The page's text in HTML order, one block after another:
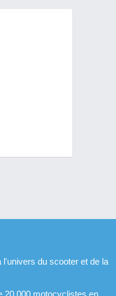
du scooter et de la